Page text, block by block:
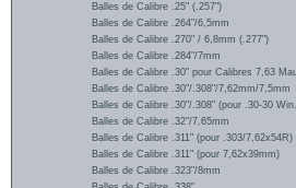
Balles de Calibre .25" (.257")
Balles de Calibre .264"/6,5mm
Balles de Calibre .270" / 6,8mm (.277")
Balles de Calibre .284"/7mm
Balles de Calibre .30" pour Calibres 7,63
Balles de Calibre .30"/.308"/7,62mm/7,5mm
Balles de Calibre .30"/.308" (pour .30-30
Balles de Calibre .32"/7,65mm
Balles de Calibre .311" (pour .303/7,62x54R)
Balles de Calibre .311" (pour 7,62x39mm)
Balles de Calibre .323"/8mm